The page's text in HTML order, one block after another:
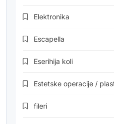
Elektronika
Escapella
Eserihija koli
Estetske operacije /
fileri